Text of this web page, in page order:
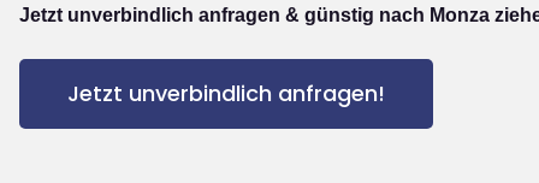
Jetzt unverbindlich anfragen & günstig nach Monza
Jetzt unverbindlich anfragen!